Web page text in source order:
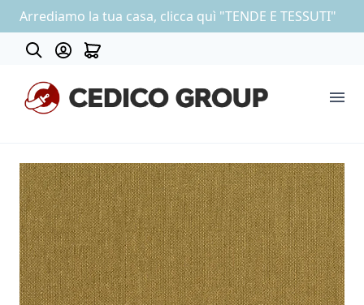
Arrediamo la tua casa, clicca quì "TENDE E TESSUTI"
COLLEZIONE CARTA DA PARATI
OUTLET